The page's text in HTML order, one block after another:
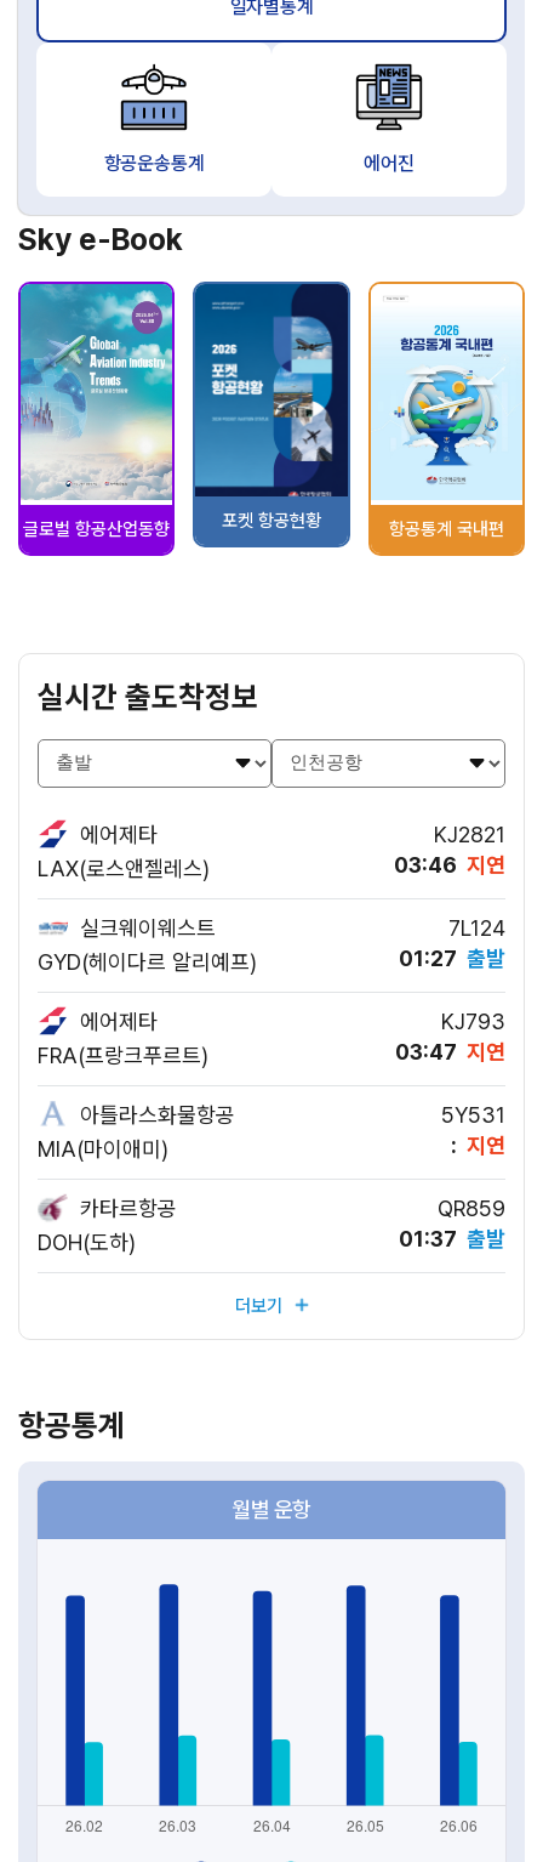
일자별통계
항공운송통계 에어진
Sky e-Book
글로벌 항공산업동향 포켓 항공현황 항공통계 국내편
실시간 출도착정보
에어제타
KJ2821
LAX(로스앤젤레스)
03:46 지연
실크웨이웨스트
7L124
GYD(헤이다르 알리예프)
01:27 출발
에어제타
KJ793
FRA(프랑크푸르트)
03:47 지연
아틀라스화물항공
5Y531
MIA(마이애미)
: 지연
카타르항공
QR859
DOH(도하)
01:37 출발
항
하
는
더보기
항공통계
월별 운항